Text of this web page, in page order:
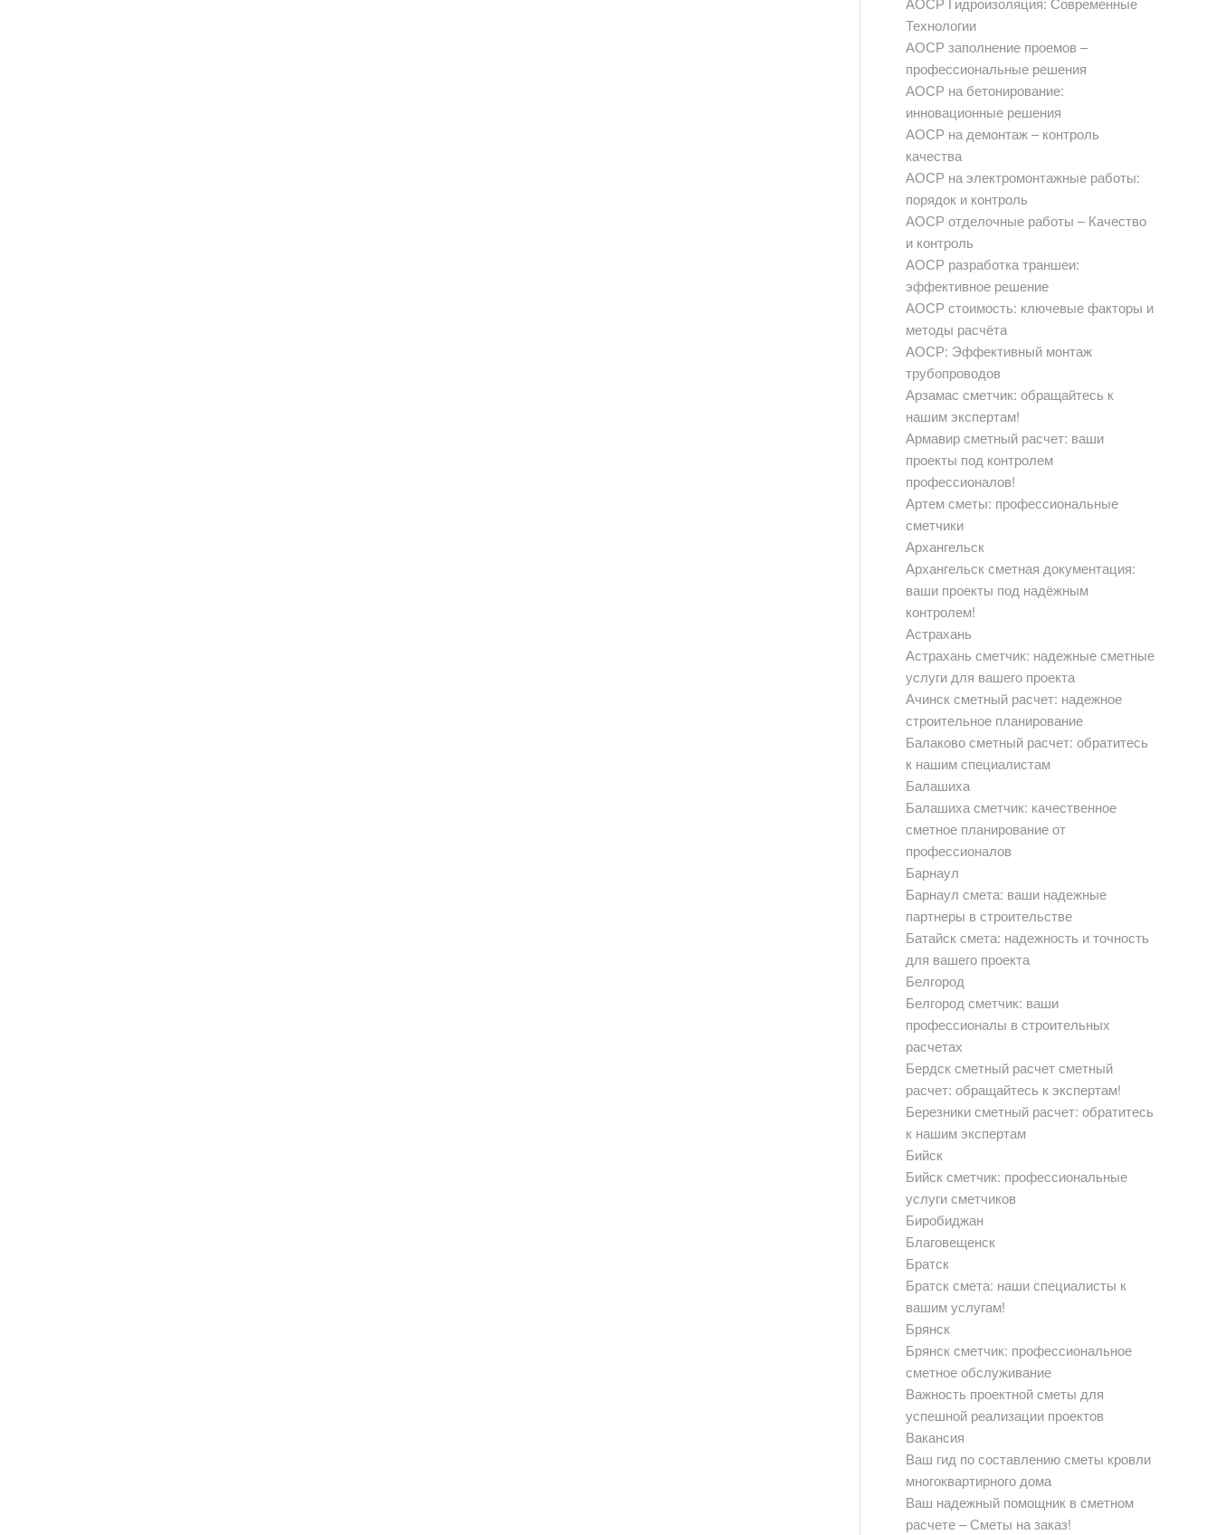
Технологии
АОСР заполнение проемов –
профессиональные решения
АОСР на бетонирование:
инновационные решения
АОСР на демонтаж – контроль
качества
АОСР на электромонтажные работы:
порядок и контроль
АОСР отделочные работы – Качество
и контроль
АОСР разработка траншеи:
эффективное решение
АОСР стоимость: ключевые факторы и
методы расчёта
АОСР: Эффективный монтаж
трубопроводов
Арзамас сметчик: обращайтесь к
нашим экспертам!
Армавир сметный расчет: ваши
проекты под контролем
профессионалов!
Артем сметы: профессиональные
сметчики
Архангельск
Архангельск сметная документация:
ваши проекты под надёжным
контролем!
Астрахань
Астрахань сметчик: надежные сметные
услуги для вашего проекта
Ачинск сметный расчет: надежное
строительное планирование
Балаково сметный расчет: обратитесь
к нашим специалистам
Балашиха
Балашиха сметчик: качественное
сметное планирование от
профессионалов
Барнаул
Барнаул смета: ваши надежные
партнеры в строительстве
Батайск смета: надежность и точность
для вашего проекта
Белгород
Белгород сметчик: ваши
профессионалы в строительных
расчетах
Бердск сметный расчет сметный
расчет: обращайтесь к экспертам!
Березники сметный расчет: обратитесь
к нашим экспертам
Бийск
Бийск сметчик: профессиональные
услуги сметчиков
Биробиджан
Благовещенск
Братск
Братск смета: наши специалисты к
вашим услугам!
Брянск
Брянск сметчик: профессиональное
сметное обслуживание
Важность проектной сметы для
успешной реализации проектов
Вакансия
Ваш гид по составлению сметы кровли
многоквартирного дома
Ваш надежный помощник в сметном
расчете – Сметы на заказ!